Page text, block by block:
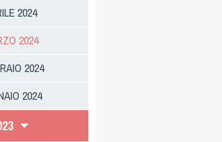
2024
2024
2024
2024